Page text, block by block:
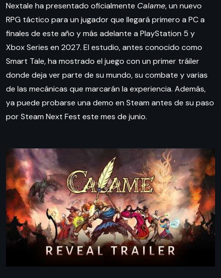
Nextale ha presentado oficialmente Calame, un nuevo
RPG táctico para un jugador que llegará primero a PC a
finales de este año y más adelante a PlayStation 5 y
Xbox Series en 2027. El estudio, antes conocido como
Smart Tale, ha mostrado el juego con un primer tráiler
donde deja ver parte de su mundo, su combate y varias
de las mecánicas que marcarán la experiencia. Además,
ya puede probarse una demo en Steam antes de su paso
por Steam Next Fest este mes de junio.